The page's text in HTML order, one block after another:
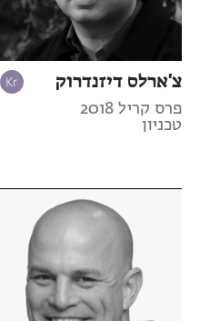
צ'ארלס דיזנדרוק
פרס קריל 2018
טכניון